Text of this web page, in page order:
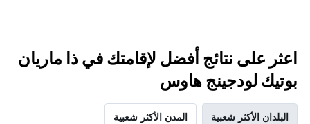
اعثر على نتائج أفضل لإقامتك في ذا ماريان
بوتيك لودجينج هاوس
البلدان الأكثر شعبية المدن الأكثر شعبية